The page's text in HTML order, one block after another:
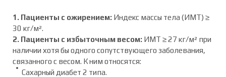
1. Пациенты с ожирением: Индекс массы тела (ИМТ) ≥
30 кг/м².
2. Пациенты с избыточным весом: ИМТ ≥ 27 кг/м² при
наличии хотя бы одного сопутствующего заболевания,
связанного с весом. К ним относятся:
Сахарный диабет 2 типа.